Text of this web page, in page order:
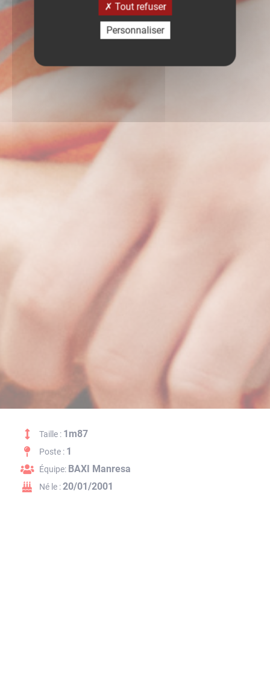
Taille : 1m87
Poste : 1
Équipe: BAXI Manresa
Né le :20/01/2001
Tout refuser
Personnaliser